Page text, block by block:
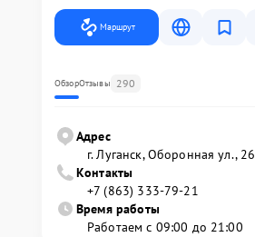
Маршрут
ОбзорОтзывы 290
Адрес
г. Луганск, Оборонная ул., 26
Контакты
+7 (863) 333-79-21
Время работы
Работаем с 09:00 до 21:00